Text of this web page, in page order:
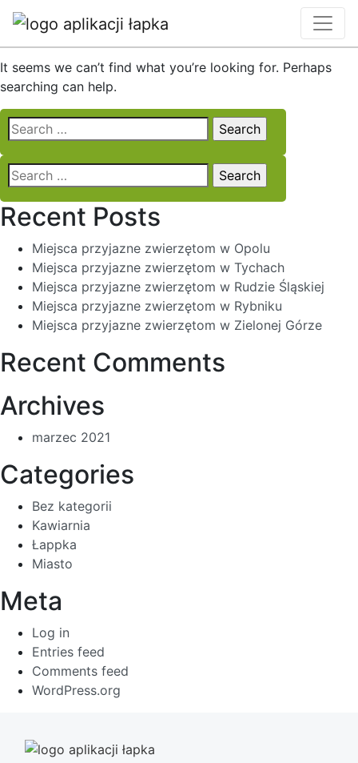
Nothing Found
It seems we can’t find what you’re looking for. Perhaps
searching can help.
Search
for:
Search
for:
Recent Posts
Miejsca przyjazne zwierzętom w Opolu
Miejsca przyjazne zwierzętom w Tychach
Miejsca przyjazne zwierzętom w Rudzie Śląskiej
Miejsca przyjazne zwierzętom w Rybniku
Miejsca przyjazne zwierzętom w Zielonej Górze
Recent Comments
Archives
marzec 2021
Categories
Bez kategorii
Kawiarnia
Łappka
Miasto
Meta
Log in
Entries feed
Comments feed
WordPress.org